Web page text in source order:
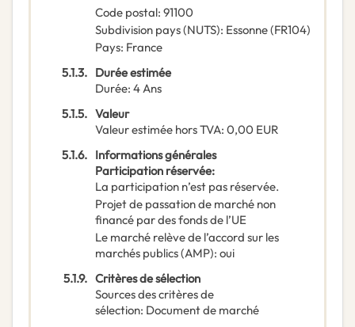
Code postal: 91100
Subdivision pays (NUTS): Essonne(FR104)
Pays: France
5.1.3. Durée estimée
Durée: 4Ans
5.1.5. Valeur
Valeur estimée hors TVA: 0,00 EUR
5.1.6. Informations générales
Participation réservée:
La participation n’est pas réservée.
Projet de passation de marché non
financé par des fonds de l’UE
Le marché relève de l’accord sur les
marchés publics (AMP): oui
5.1.9. Critères de sélection
Sources des critères de
sélection: Document de marché